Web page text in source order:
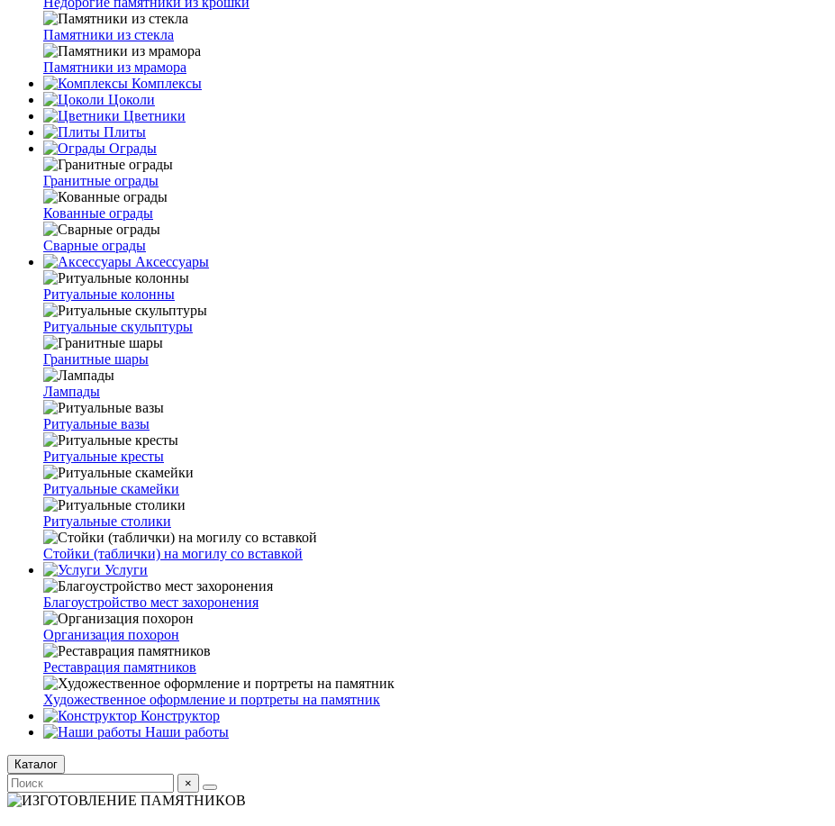
Памятники из стекла
Памятники из мрамора
Комплексы
Цоколи
Цветники
Плиты
Ограды
Гранитные ограды
Кованные ограды
Сварные ограды
Аксессуары
Ритуальные колонны
Ритуальные скульптуры
Гранитные шары
Лампады
Ритуальные вазы
Ритуальные кресты
Ритуальные скамейки
Ритуальные столики
Стойки (таблички) на могилу со вставкой
Услуги
Благоустройство мест захоронения
Организация похорон
Реставрация памятников
Художественное оформление и портреты на памятник
Конструктор
Наши работы
Каталог
×